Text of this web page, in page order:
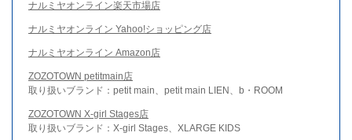
ナルミヤオンライン楽天市場店
ナルミヤオンライン Yahoo!ショッピング店
ナルミヤオンライン Amazon店
ZOZOTOWN petitmain店
取り扱いブランド：petit main、petit main LIEN、b・ROOM
ZOZOTOWN X-girl Stages店
取り扱いブランド：X-girl Stages、XLARGE KIDS